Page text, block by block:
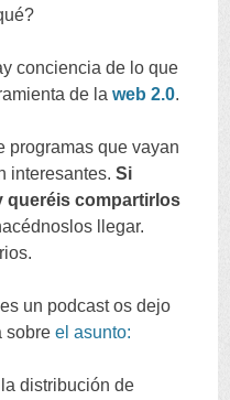
?
conciencia de lo que
de la web 2.0.
programas que vayan
interesantes.Si
queréis compartirlos
llegar.
.
un podcast os dejo
sobre el asunto:
distribución de